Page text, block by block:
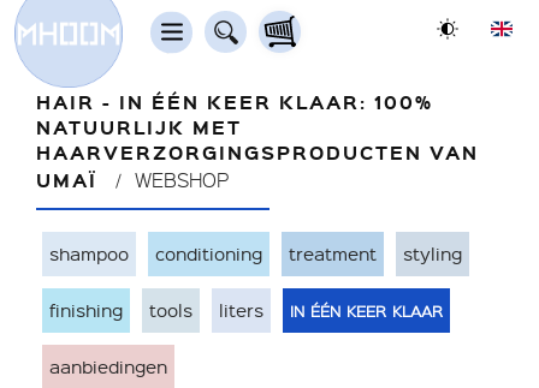
HAIR - IN ÉÉN KEER KLAAR: 100%
NATUURLIJK MET
HAARVERZORGINGSPRODUCTEN VAN
UMAÏ
WEBSHOP
shampoo conditioning treatment styling
finishing tools liters in één keer klaar
aanbiedingen